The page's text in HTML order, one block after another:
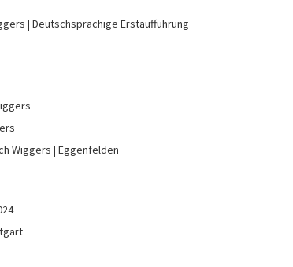
Deutschsprachige Erstaufführung
Wiggers Eggenfelden